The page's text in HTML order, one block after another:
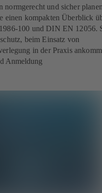
normgerecht und sicher
einen kompakten Überblick
100 und DIN EN 12056.
beim Einsatz von
in der Praxis
Anmeldung